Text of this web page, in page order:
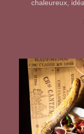
chaleureux,